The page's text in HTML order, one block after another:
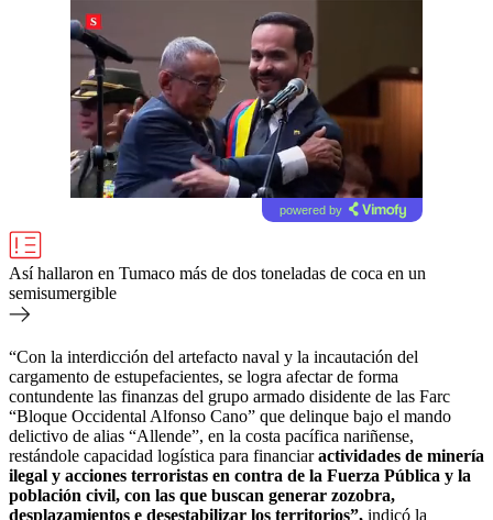
powered by
Así hallaron en Tumaco más de dos toneladas de coca en un
semisumergible
“Con la interdicción del artefacto naval y la incautación del
cargamento de estupefacientes, se logra afectar de forma
contundente las finanzas del grupo armado disidente de las Farc
“Bloque Occidental Alfonso Cano” que delinque bajo el mando
delictivo de alias “Allende”, en la costa pacífica nariñense,
restándole capacidad logística para financiaractividades de minería
ilegal y acciones terroristas en contra de la Fuerza Pública y la
población civil, con las que buscan generar zozobra,
desplazamientos e desestabilizar los territorios”, indicó la